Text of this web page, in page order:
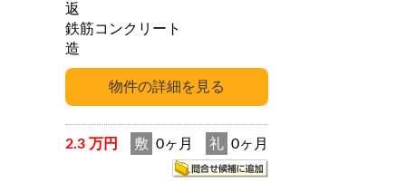
返
鉄筋コンクリート
造
2.3 万円 敷 0ヶ月 礼 0ヶ月